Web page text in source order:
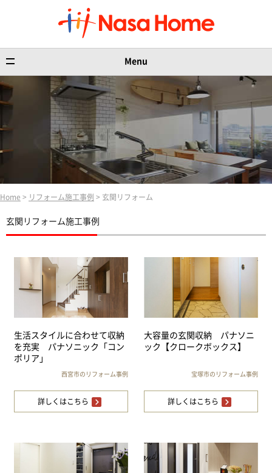
Menu
Home > リフォーム施工事例 > 玄関リフォーム
玄関リフォーム施工事例
生活スタイルに合わせて収納
を充実 パナソニック「コン
ポリア」
西宮市のリフォーム事例
詳しくはこちら
大容量の玄関収納 パナソニ
ック【クロークボックス】
宝塚市のリフォーム事例
詳しくはこちら